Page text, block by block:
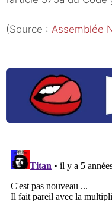
(Source : Assemblée